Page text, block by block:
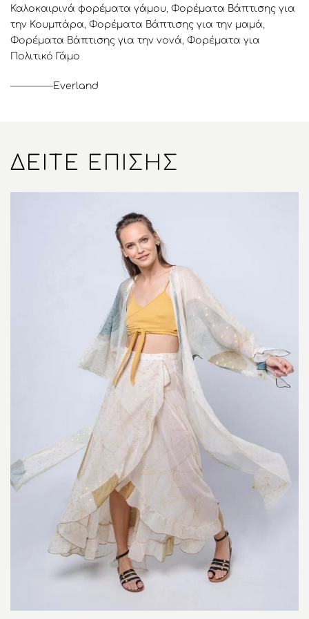
Καλοκαιρινά φορέματα γάμου, Φορέματα Βάπτισης για
την Κουμπάρα, Φορέματα Βάπτισης για την μαμά,
Φορέματα Βάπτισης για την νονά, Φορέματα για
Πολιτικό Γάμο
Everland
ΔΕΊΤΕ ΕΠΊΣΗΣ